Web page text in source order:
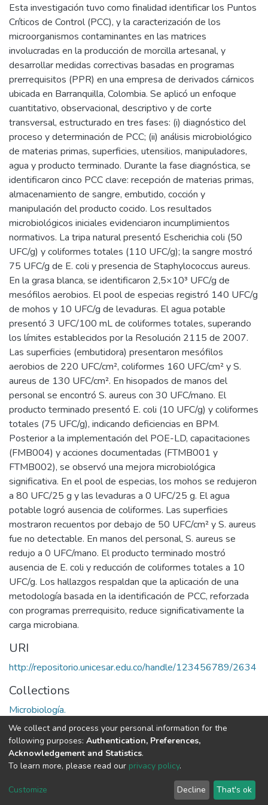
Esta investigación tuvo como finalidad identificar los Puntos
Críticos de Control (PCC), y la caracterización de los
microorganismos contaminantes en las matrices
involucradas en la producción de morcilla artesanal, y
desarrollar medidas correctivas basadas en programas
prerrequisitos (PPR) en una empresa de derivados cárnicos
ubicada en Barranquilla, Colombia. Se aplicó un enfoque
cuantitativo, observacional, descriptivo y de corte
transversal, estructurado en tres fases: (i) diagnóstico del
proceso y determinación de PCC; (ii) análisis microbiológico
de materias primas, superficies, utensilios, manipuladores,
agua y producto terminado. Durante la fase diagnóstica, se
identificaron cinco PCC clave: recepción de materias primas,
almacenamiento de sangre, embutido, cocción y
manipulación del producto cocido. Los resultados
microbiológicos iniciales evidenciaron incumplimientos
normativos. La tripa natural presentó Escherichia coli (50
UFC/g) y coliformes totales (110 UFC/g); la sangre mostró
75 UFC/g de E. coli y presencia de Staphylococcus aureus.
En la grasa blanca, se identificaron 2,5×10³ UFC/g de
mesófilos aerobios. El pool de especias registró 140 UFC/g
de mohos y 10 UFC/g de levaduras. El agua potable
presentó 3 UFC/100 mL de coliformes totales, superando
los límites establecidos por la Resolución 2115 de 2007.
Las superficies (embutidora) presentaron mesófilos
aerobios de 220 UFC/cm², coliformes 160 UFC/cm² y S.
aureus de 130 UFC/cm². En hisopados de manos del
personal se encontró S. aureus con 30 UFC/mano. El
producto terminado presentó E. coli (10 UFC/g) y coliformes
totales (75 UFC/g), indicando deficiencias en BPM.
Posterior a la implementación del POE-LD, capacitaciones
(FMB004) y acciones documentadas (FTMB001 y
FTMB002), se observó una mejora microbiológica
significativa. En el pool de especias, los mohos se redujeron
a 80 UFC/25 g y las levaduras a 0 UFC/25 g. El agua
potable logró ausencia de coliformes. Las superficies
mostraron recuentos por debajo de 50 UFC/cm² y S. aureus
fue no detectable. En manos del personal, S. aureus se
redujo a 0 UFC/mano. El producto terminado mostró
ausencia de E. coli y reducción de coliformes totales a 10
UFC/g. Los hallazgos respaldan que la aplicación de una
metodología basada en la identificación de PCC, reforzada
con programas prerrequisito, reduce significativamente la
carga microbiana.
URI
http://repositorio.unicesar.edu.co/handle/123456789/2634
Collections
Microbiología.
Full item page
DSpace software copyright © 2002-2026
Cookie
End User
Agreement
Send
Feedback
We collect and process your personal information for the
following purposes: Authentication, Preferences,
Acknowledgement and Statistics.
To learn more, please read our privacy policy.
Customize Decline That's ok